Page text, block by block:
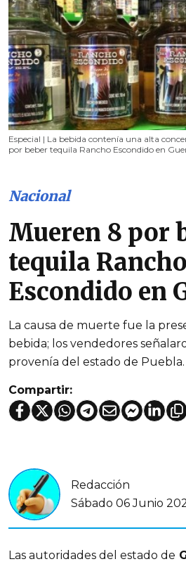
Especial | La bebida contenía una alta
por beber tequila Rancho Escondido en
Nacional
Mueren 8 por
tequila Rancho
Escondido en
La causa de muerte fue la
bebida; los vendedores
provenía del estado de Puebla.
Compartir:
Redacción
Sábado 06 Junio
Las autoridades del estado de